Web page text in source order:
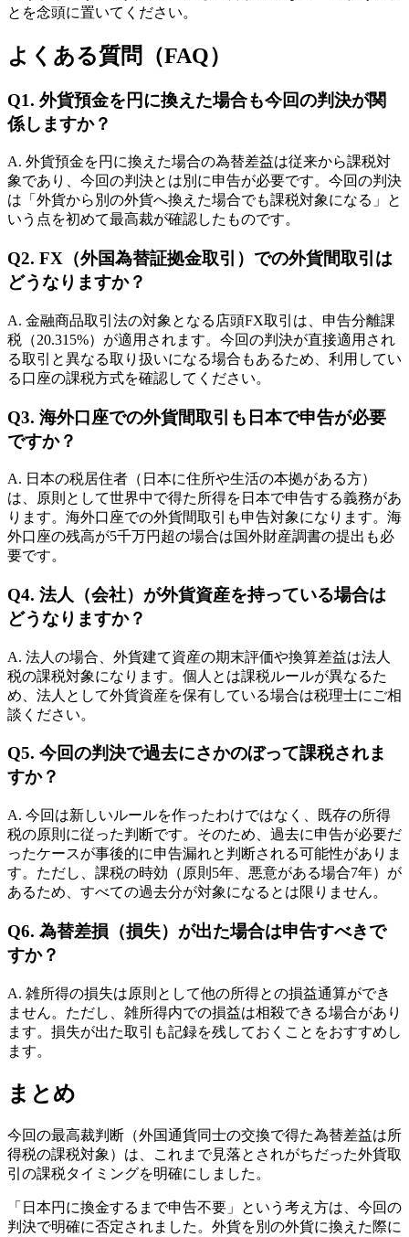
とを念頭に置いてください。
よくある質問（FAQ）
Q1. 外貨預金を円に換えた場合も今回の判決が関
係しますか？
A. 外貨預金を円に換えた場合の為替差益は従来から課税対
象であり、今回の判決とは別に申告が必要です。今回の判決
は「外貨から別の外貨へ換えた場合でも課税対象になる」と
いう点を初めて最高裁が確認したものです。
Q2. FX（外国為替証拠金取引）での外貨間取引は
どうなりますか？
A. 金融商品取引法の対象となる店頭FX取引は、申告分離課
税（20.315%）が適用されます。今回の判決が直接適用され
る取引と異なる取り扱いになる場合もあるため、利用してい
る口座の課税方式を確認してください。
Q3. 海外口座での外貨間取引も日本で申告が必要
ですか？
A. 日本の税居住者（日本に住所や生活の本拠がある方）
は、原則として世界中で得た所得を日本で申告する義務があ
ります。海外口座での外貨間取引も申告対象になります。海
外口座の残高が5千万円超の場合は国外財産調書の提出も必
要です。
Q4. 法人（会社）が外貨資産を持っている場合は
どうなりますか？
A. 法人の場合、外貨建て資産の期末評価や換算差益は法人
税の課税対象になります。個人とは課税ルールが異なるた
め、法人として外貨資産を保有している場合は税理士にご相
談ください。
Q5. 今回の判決で過去にさかのぼって課税されま
すか？
A. 今回は新しいルールを作ったわけではなく、既存の所得
税の原則に従った判断です。そのため、過去に申告が必要だ
ったケースが事後的に申告漏れと判断される可能性がありま
す。ただし、課税の時効（原則5年、悪意がある場合7年）が
あるため、すべての過去分が対象になるとは限りません。
Q6. 為替差損（損失）が出た場合は申告すべきで
すか？
A. 雑所得の損失は原則として他の所得との損益通算ができ
ません。ただし、雑所得内での損益は相殺できる場合があり
ます。損失が出た取引も記録を残しておくことをおすすめし
ます。
まとめ
今回の最高裁判断（外国通貨同士の交換で得た為替差益は所
得税の課税対象）は、これまで見落とされがちだった外貨取
引の課税タイミングを明確にしました。
「日本円に換金するまで申告不要」という考え方は、今回の
判決で明確に否定されました。外貨を別の外貨に換えた際に